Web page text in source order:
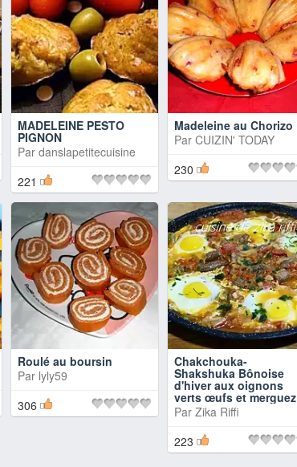
MADELEINE PESTO
PIGNON
Par danslapetitecuisine
221
Madeleine au Chorizo
Par CUIZIN' TODAY
230
Roulé au boursin
Par lyly59
306
Chakchouka-
Shakshuka Bônoise
d'hiver aux oignons
verts œufs et merguez
Par Zika Riffi
223